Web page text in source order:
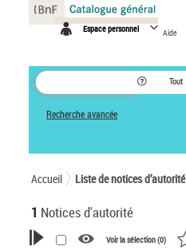
Espace personnel Aide
Tout
Recherche avancée
Accueil Liste de notices d’autorité
1 Notices d'autorité
Voir la sélection (0)
Panneau de gestion des cookies